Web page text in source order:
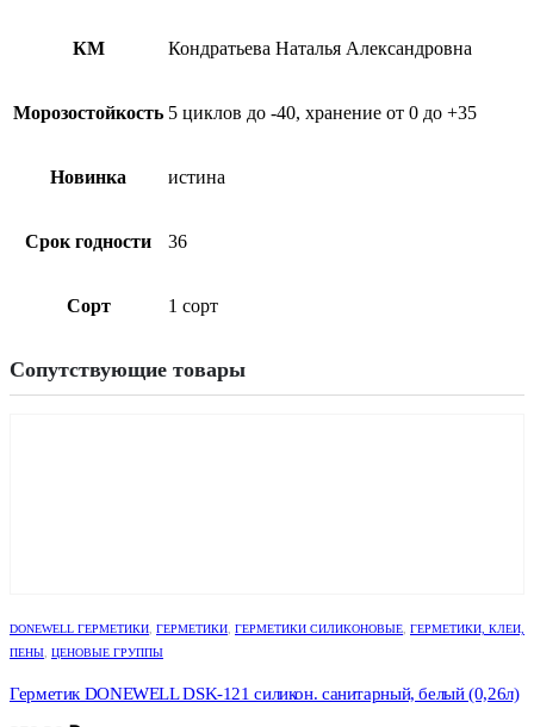
КМ Кондратьева Наталья Александровна
Морозостойкость 5 циклов до -40, хранение от 0 до +35
Новинка истина
Срок годности 36
Сорт 1 сорт
Сопутствующие товары
DONEWELL ГЕРМЕТИКИ ГЕРМЕТИКИ ГЕРМЕТИКИ СИЛИКОНОВЫЕ ГЕРМЕТИКИ, КЛЕИ,
ПЕНЫ ЦЕНОВЫЕ ГРУППЫ
Герметик DONEWELL DSK-121 силикон. санитарный, белый (0,26л)